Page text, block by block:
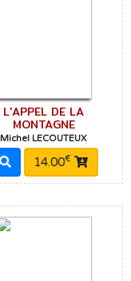
L'APPEL DE LA
MONTAGNE
Michel LECOUTEUX
14.00€